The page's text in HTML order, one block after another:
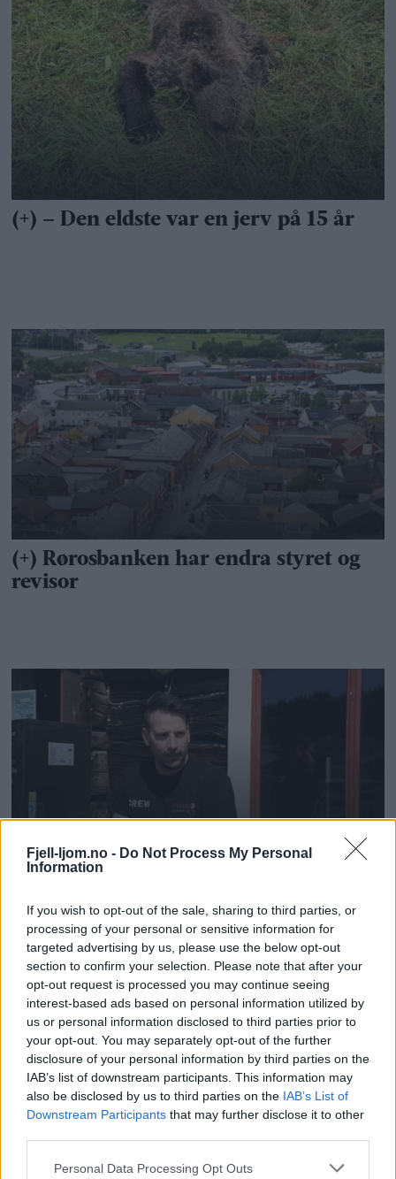
Fjell-ljom.no - Do Not Process My Personal
Information
If you wish to opt-out of the sale, sharing to third parties, or
processing of your personal or sensitive information for
targeted advertising by us, please use the below opt-out
section to confirm your selection. Please note that after your
opt-out request is processed you may continue seeing
interest-based ads based on personal information utilized by
us or personal information disclosed to third parties prior to
your opt-out. You may separately opt-out of the further
disclosure of your personal information by third parties on the
IAB’s list of downstream participants. This information may
also be disclosed by us to third parties on the IAB’s List of
Downstream Participants that may further disclose it to other
Personal Data Processing Opt Outs